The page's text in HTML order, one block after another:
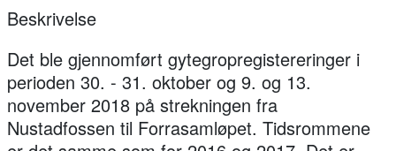
Beskrivelse
Det ble gjennomført gytegropregistereringer i
perioden 30. - 31. oktober og 9. og 13.
november 2018 på strekningen fra
Nustadfossen til Forrasamløpet. Tidsrommene